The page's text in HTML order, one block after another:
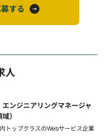
する
人
エンジニアリングマネージャ
）
トップクラスのWebサービス企業